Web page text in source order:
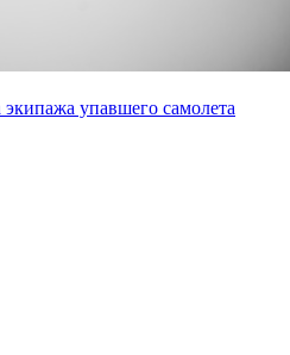
упавшего самолета